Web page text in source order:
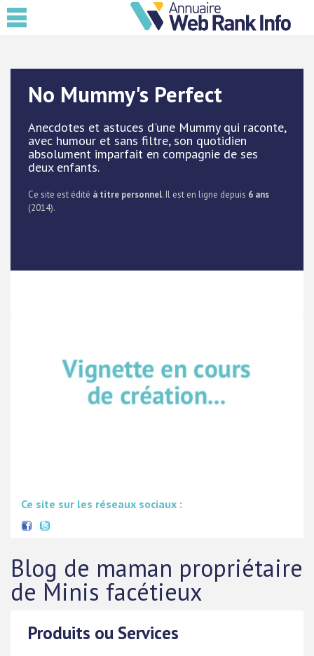
No Mummy's Perfect
Anecdotes et astuces d'une Mummy qui raconte,
avec humour et sans filtre, son quotidien
absolument imparfait en compagnie de ses
deux enfants.
Ce site est édité à titre personnel. Il est en ligne depuis 6 ans
(2014).
Ce site sur les réseaux sociaux :
Blog de maman propriétaire
de Minis facétieux
Produits ou Services